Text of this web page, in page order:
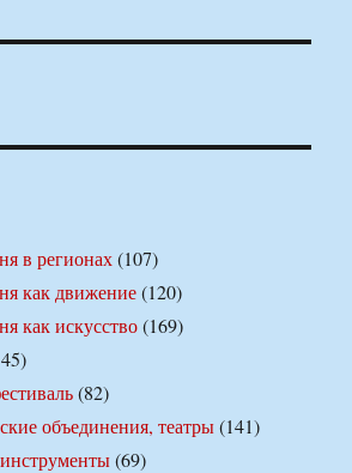
в регионах(107)
как движение(120)
как искусство(169)
(82)
объединения, театры(141)
(69)